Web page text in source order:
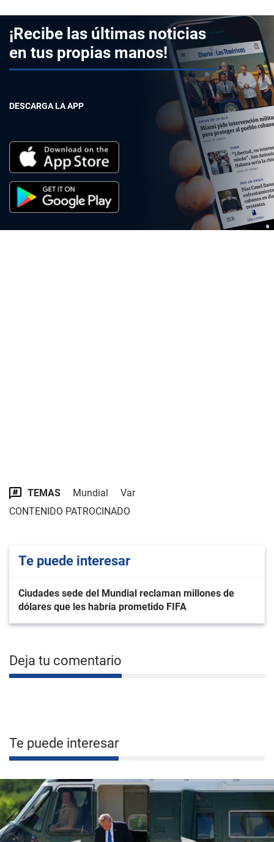
¡Recibe las últimas noticias
en tus propias manos!
DESCARGA LA APP
TEMAS Mundial
Var
CONTENIDO PATROCINADO
Te puede interesar
Ciudades sede del Mundial reclaman millones de
dólares que les habría prometido FIFA
Deja tu comentario
Te puede interesar